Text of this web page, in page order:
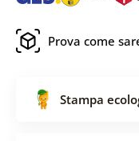
Prova come
Stampa